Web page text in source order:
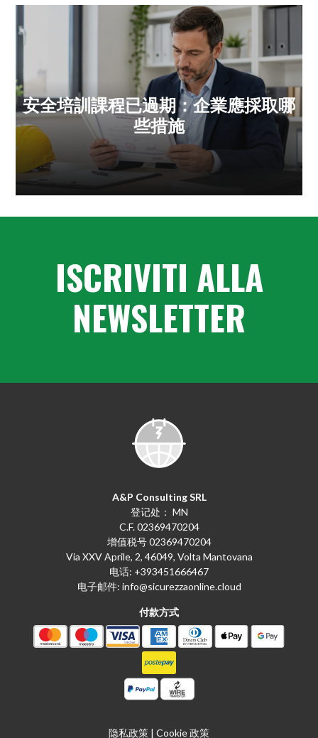
安全培訓課程已過期：企業應採取哪
些措施
ISCRIVITI ALLA
NEWSLETTER
A&P Consulting SRL
登记处： MN
C.F. 02369470204
增值税号 02369470204
Via XXV Aprile, 2, 46049, Volta Mantovana
电话: +393451666467
电子邮件: info@sicurezzaonline.cloud
付款方式
隐私政策 Cookie 政策